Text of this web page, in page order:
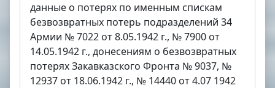
данные о потерях по именным спискам
безвозвратных потерь подразделений 34
Армии № 7022 от 8.05.1942 г., № 7900 от
14.05.1942 г., донесениям о безвозвратных
потерях Закавказского Фронта № 9037, №
12937 от 18.06.1942 г., № 14440 от 4.07 1942